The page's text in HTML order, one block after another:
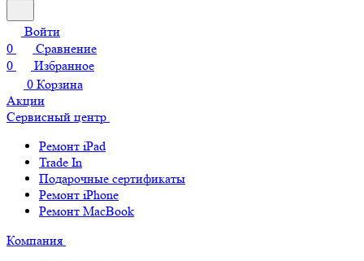
Войти
0
Сравнение
0
Избранное
0 Корзина
Акции
Сервисный центр
Ремонт iPad
Trade In
Подарочные сертификаты
Ремонт iPhone
Ремонт MacBook
Компания